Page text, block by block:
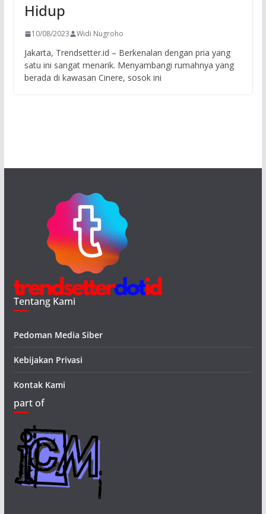
Hidup
10/08/2023 Widi Nugroho
Jakarta, Trendsetter.id – Berkenalan dengan pria yang
satu ini sangat menarik. Menyambangi rumahnya yang
berada di kawasan Cinere, sosok ini
Tentang Kami
Pedoman Media Siber
Kebijakan Privasi
Kontak Kami
part of